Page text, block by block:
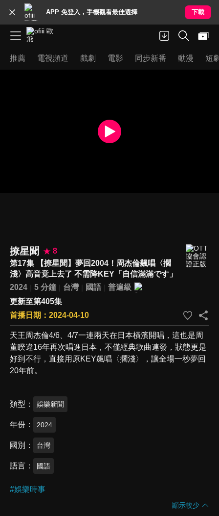
APP 免登入，手機觀看最佳選擇 下載
推薦 電視頻道 戲劇 電影 同步新番 動漫 短
撩星聞
8
第17集 【撩星聞】夢回2004！周杰倫飆唱〈擱
淺〉高音竟上去了 不需降KEY「自信滿滿です」
2024
5 分鐘 台灣 國語
普遍級
更新至第405集
首播日期：2024-04-10
天王周杰倫4/6、4/7一連兩天在日本橫濱開唱，這也是周
董睽違16年再次唱進日本，不僅經典歌曲連發，狀態更是
好到不行，直接用原KEY飆唱〈擱淺〉，讓全場一秒夢回
20年前。
類型 娛樂新聞
年份 2024
國別 台灣
語言 國語
#娛樂時事
顯示較少